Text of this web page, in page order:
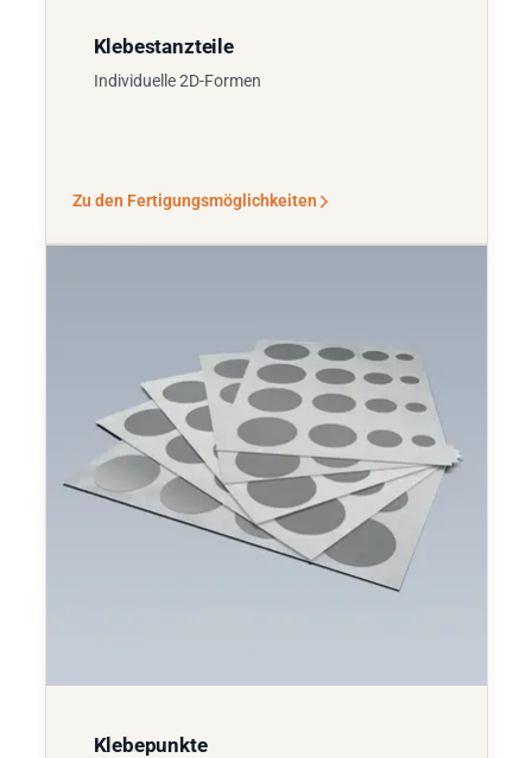
Klebestanzteile
Individuelle 2D-Formen
Zu den Fertigungsmöglichkeiten
Klebepunkte